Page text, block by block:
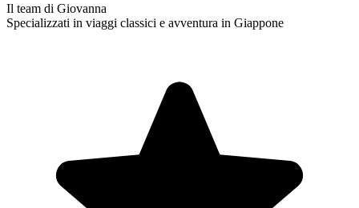
Il team di Giovanna
Specializzati in viaggi classici e avventura in Giappone